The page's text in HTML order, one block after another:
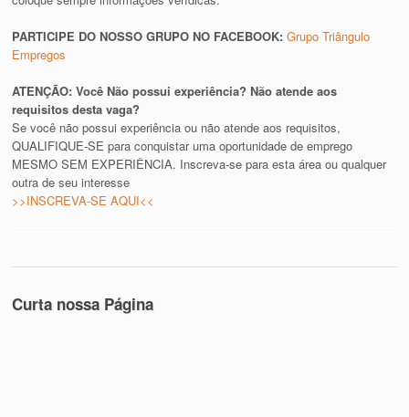
PARTICIPE DO NOSSO GRUPO NO FACEBOOK:Grupo Triângulo
Empregos
ATENÇÃO: Você Não possui experiência? Não atende aos
requisitos desta vaga?
Se você não possui experiência ou não atende aos requisitos,
QUALIFIQUE-SE para conquistar uma oportunidade de emprego
MESMO SEM EXPERIÊNCIA. Inscreva-se para esta área ou qualquer
outra de seu interesse
>>INSCREVA-SE AQUI<<
Curta nossa Página